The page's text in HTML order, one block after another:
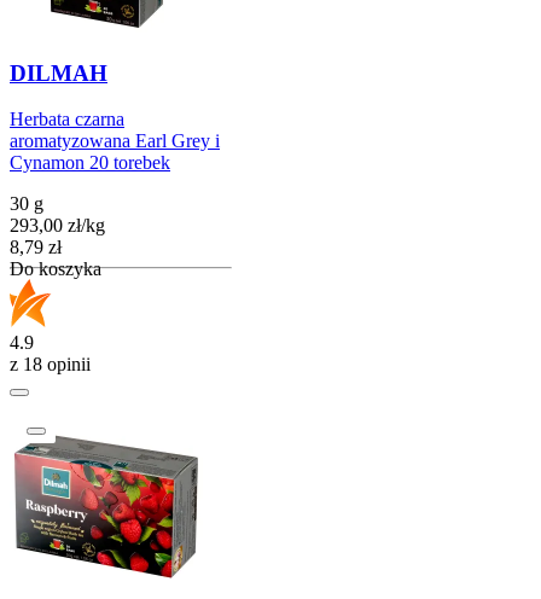
DILMAH
Herbata czarna
aromatyzowana Earl Grey i
Cynamon 20 torebek
30 g
293,00 zł/kg
Cena
8,79 zł
Do koszyka
4.9
z 18 opinii